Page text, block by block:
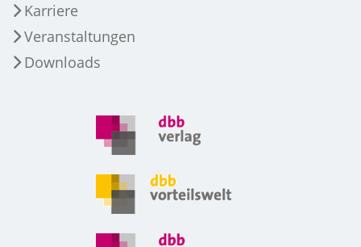
Karriere
Veranstaltungen
Downloads